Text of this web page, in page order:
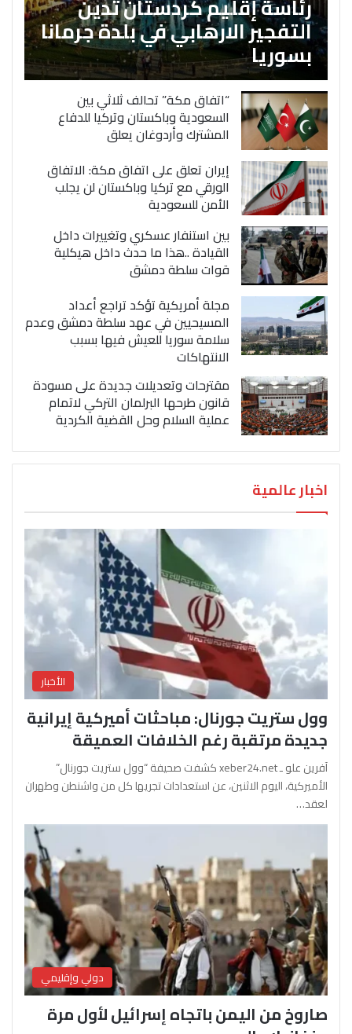
التفجير الارهابي في بلدة جرمانا
بسوريا
“اتفاق مكة” تحالف ثلاثي بين
السعودية وباكستان وتركيا للدفاع
المشترك وأردوغان يعلق
إيران تعلق على اتفاق مكة: الاتفاق
الورقي مع تركيا وباكستان لن يجلب
الأمن للسعودية
بين استنفار عسكري وتغييرات داخل
القيادة ..هذا ما حدث داخل هيكلية
قوات سلطة دمشق
مجلة أمريكية تؤكد تراجع أعداد
المسيحيين في عهد سلطة دمشق وعدم
سلامة سوريا للعيش فيها بسبب
الانتهاكات
مقترحات وتعديلات جديدة على مسودة
قانون طرحها البرلمان التركي لاتمام
عملية السلام وحل القضية الكردية
اخبار عالمية
الأخبار
وول ستريت جورنال: مباحثات أميركية إيرانية
جديدة مرتقبة رغم الخلافات العميقة
آفرين علو ـ xeber24.net كشفت صحيفة “وول ستريت جورنال”
الأميركية، اليوم الاثنين، عن استعدادات تجريها كل من واشنطن وطهران
لعقد…
دولي وإقليمي
صاروخ من اليمن باتجاه إسرائيل لأول مرة